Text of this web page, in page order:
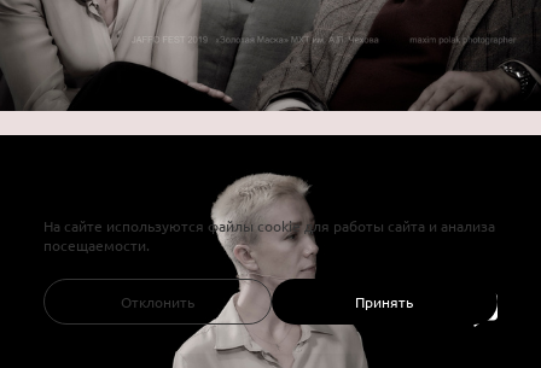
На сайте используются файлы cookie для работы сайта и анализа
посещаемости.
Отклонить Принять